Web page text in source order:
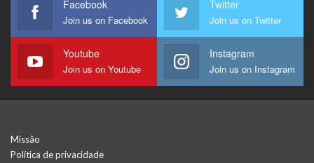
Facebook
Join us on Facebook
Twitter
Join us on Twitter
Youtube
Join us on Youtube
Instagram
Join us on Instagram
Missão
Política de privacidade